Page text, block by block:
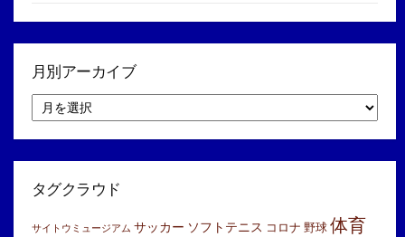
月別アーカイブ
別
ア
イ
タグクラウド
サイトウミュージアム サッカー ソフトテニス コロナ 野球 体育